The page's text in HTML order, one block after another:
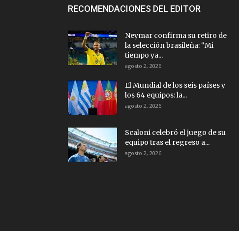
RECOMENDACIONES DEL EDITOR
Neymar confirma su retiro de
la selección brasileña: “Mi
tiempo ya...
agosto 2, 2026
El Mundial de los seis países y
los 64 equipos: la...
agosto 2, 2026
Scaloni celebró el juego de su
equipo tras el regreso a...
agosto 2, 2026